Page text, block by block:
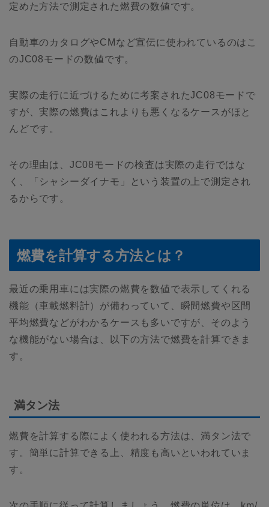
定めた方法で測定された燃費の数値です。
自動車のカタログやCMなど宣伝に使われているのはこ
のJC08モードの数値です。
実際の走行に近づけるために考案されたJC08モードで
すが、実際の燃費はこれよりも悪くなるケースがほと
んどです。
その理由は、JC08モードの検査は実際の走行ではな
く、「シャシーダイナモ」という装置の上で測定され
るからです。
燃費を計算する方法とは？
最近の乗用車には実際の燃費を数値で表示してくれる
機能（車載燃料計）が備わっていて、瞬間燃費や区間
平均燃費などがわかるケースも多いですが、そのよう
な機能がない場合は、以下の方法で燃費を計算できま
す。
満タン法
燃費を計算する際によく使われる方法は、満タン法で
す。簡単に計算できる上、精度も高いといわれていま
す。